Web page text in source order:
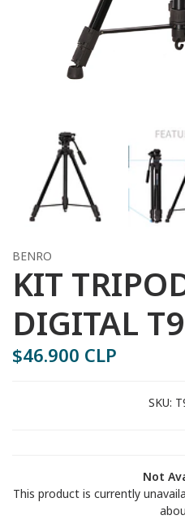
BENRO
KIT
DIGITAL
$46.900 CLP
SKU:
Not
This product is currently